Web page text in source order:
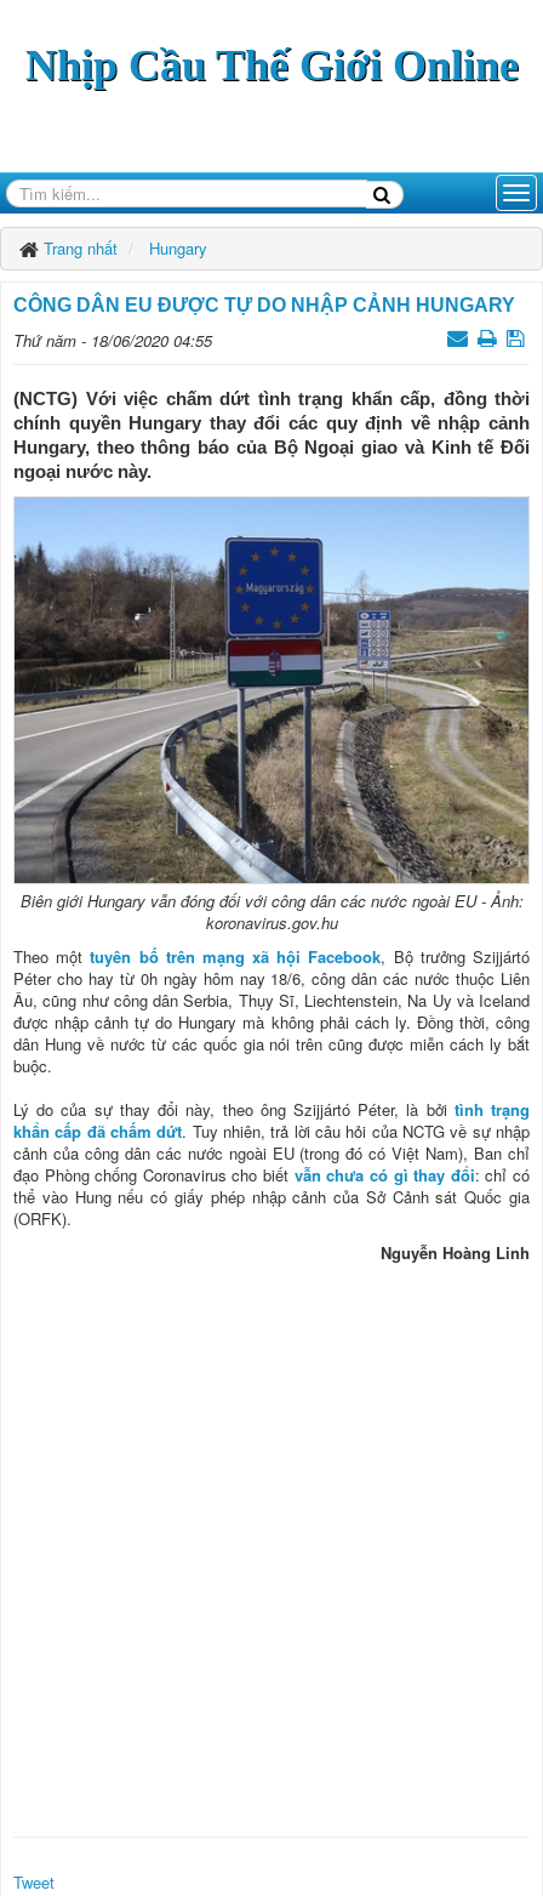
Nhịp Cầu Thế Giới Online
Trang nhất Hungary
CÔNG DÂN EU ĐƯỢC TỰ DO NHẬP CẢNH HUNGARY
Thứ năm - 18/06/2020 04:55
(NCTG) Với việc chấm dứt tình trạng khẩn cấp, đồng thời
chính quyền Hungary thay đổi các quy định về nhập cảnh
Hungary, theo thông báo của Bộ Ngoại giao và Kinh tế Đối
ngoại nước này.
Biên giới Hungary vẫn đóng đối với công dân các nước ngoài EU - Ảnh:
koronavirus.gov.hu
Theo mộttuyên bố trên mạng xã hội Facebook, Bộ trưởng Szijjártó
Péter cho hay từ 0h ngày hôm nay 18/6, công dân các nước thuộc Liên
Âu, cũng như công dân Serbia, Thụy Sĩ, Liechtenstein, Na Uy và Iceland
được nhập cảnh tự do Hungary mà không phải cách ly. Đồng thời, công
dân Hung về nước từ các quốc gia nói trên cũng được miễn cách ly bắt
buộc.
Lý do của sự thay đổi này, theo ông Szijjártó Péter, là bởi tình trạng
khẩn cấp đã chấm dứt. Tuy nhiên, trả lời câu hỏi của NCTG về sự nhập
cảnh của công dân các nước ngoài EU (trong đó có Việt Nam), Ban chỉ
đạo Phòng chống Coronavirus cho biết vẫn chưa có gì thay đổi: chỉ có
thể vào Hung nếu có giấy phép nhập cảnh của Sở Cảnh sát Quốc gia
(ORFK).
Nguyễn Hoàng Linh
Tweet